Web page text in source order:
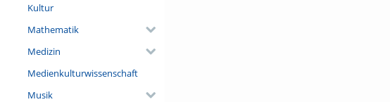
Kultur
Mathematik
Medizin
Medienkulturwissenschaft
Musik